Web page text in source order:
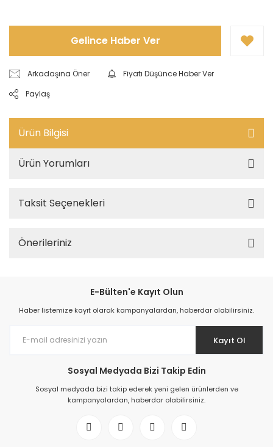
Gelince Haber Ver
Arkadaşına Öner
Fiyatı Düşünce Haber Ver
Paylaş
Ürün Bilgisi
Ürün Yorumları
Taksit Seçenekleri
Önerileriniz
E-Bülten'e Kayıt Olun
Haber listemize kayıt olarak kampanyalardan, haberdar olabilirsiniz.
Kayıt Ol
Sosyal Medyada Bizi Takip Edin
Sosyal medyada bizi takip ederek yeni gelen ürünlerden ve
kampanyalardan, haberdar olabilirsiniz.